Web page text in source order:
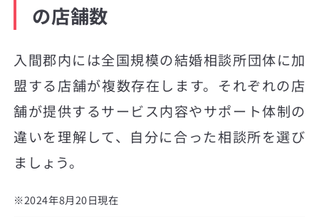
の店舗数
入間郡内には全国規模の結婚相談所団体に加
盟する店舗が複数存在します。それぞれの店
舗が提供するサービス内容やサポート体制の
違いを理解して、自分に合った相談所を選び
ましょう。
※2024年8月20日現在